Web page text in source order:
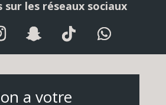
sur les réseaux sociaux
a votre